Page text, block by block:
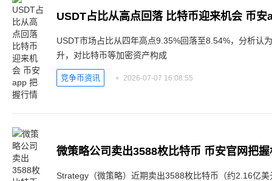
USDT占比从高点回落 比特币迎来机会 币安
USDT市场占比从四年高点9.35%回落至8.54%，分析认
升，对比特币等加密资产构成
竞争币资讯 2026-07-07 16:08:55
微策略公司卖出3588枚比特币 币安官网把
Strategy（微策略）近期卖出3588枚比特币（约2.16亿